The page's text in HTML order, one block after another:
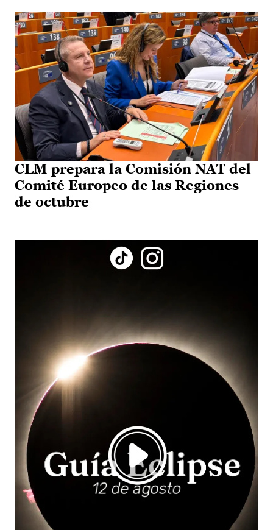
CLM prepara la Comisión NAT del
Comité Europeo de las Regiones
de octubre